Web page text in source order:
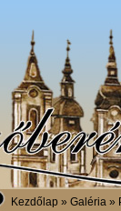
Kezdőlap » Galéria »